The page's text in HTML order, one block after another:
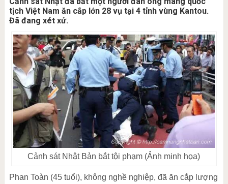
tịch Việt Nam ăn cắp lớn 28 vụ tại 4 tỉnh vùng Kantou.
Đã đang xét xử.
Cảnh sát Nhật Bản bắt tội phạm (Ảnh minh họa)
Phan Toàn (45 tuổi), không nghề nghiệp, đã ăn cắp lượng